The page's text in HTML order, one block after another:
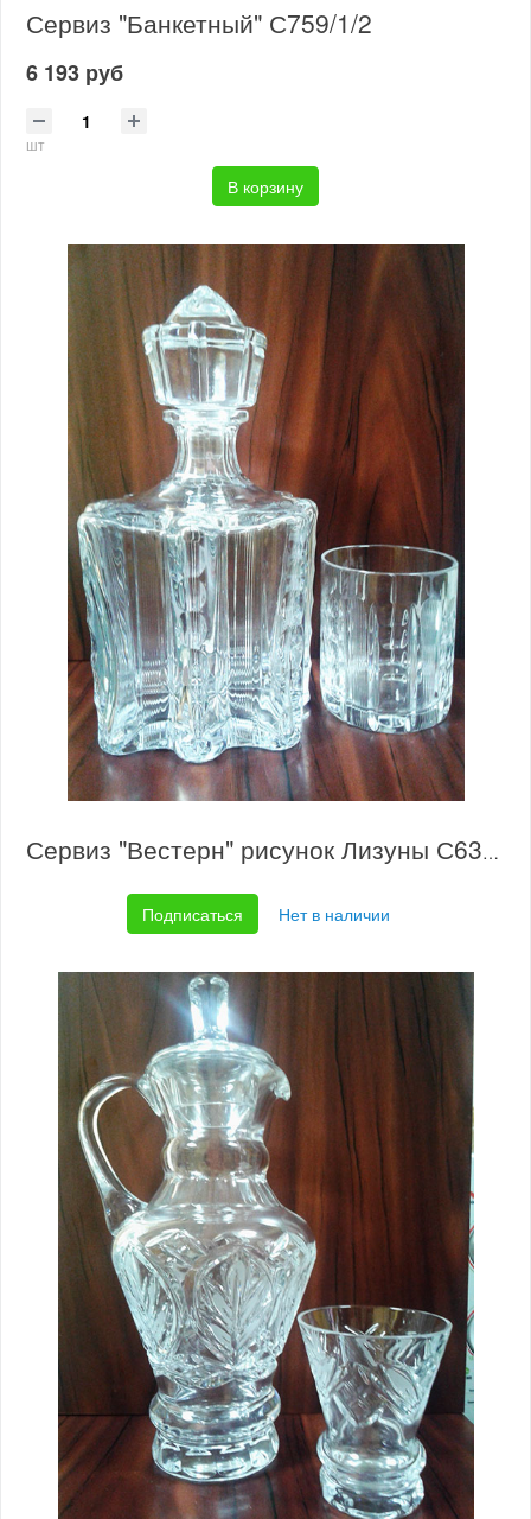
Сервиз "Банкетный" С759/1/2
6 193 руб
шт
В корзину
Сервиз "Вестерн" рисунок Лизуны С634/1/2
Подписаться Нет в наличии